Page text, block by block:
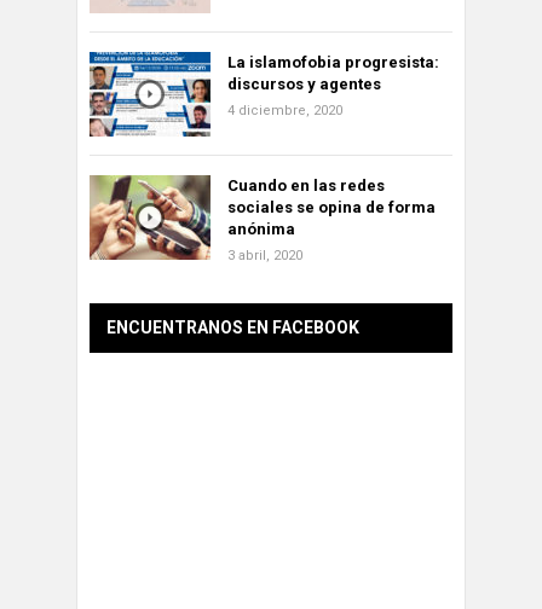
La islamofobia progresista:
discursos y agentes
4 diciembre, 2020
Cuando en las redes
sociales se opina de forma
anónima
3 abril, 2020
ENCUENTRANOS EN FACEBOOK